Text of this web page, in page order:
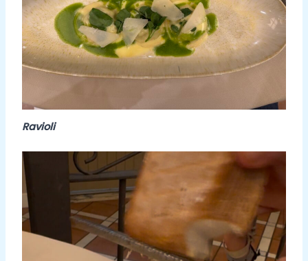
Ravioli